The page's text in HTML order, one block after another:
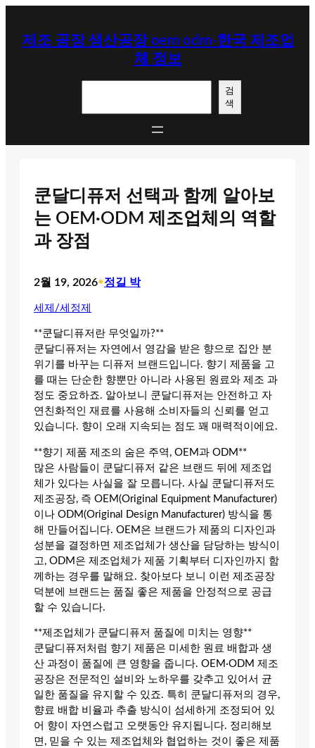
제조 공장 생산공장 oem odm-한국 제조업
체 정보
검
색
쿤달디퓨저 선택과 함께 알아보
는 OEM·ODM 제조업체의 역할
과 장점
2월 19, 2026•정길 박
세제/세정제
**쿤달디퓨저란 무엇일까?**
쿤달디퓨저는 자연에서 영감을 받은 향으로 집안 분
위기를 바꾸는 디퓨저 브랜드입니다. 향기 제품을 고
를 때는 단순한 향뿐만 아니라 사용된 원료와 제조 과
정도 중요하죠. 알아보니 쿤달디퓨저는 안전하고 자
연친화적인 재료를 사용해 소비자들의 신뢰를 얻고
있습니다. 향이 오래 지속되는 점도 꽤 매력적이에요.
**향기 제품 제조의 숨은 주역, OEM과 ODM**
많은 사람들이 쿤달디퓨저 같은 브랜드 뒤에 제조업
체가 있다는 사실을 잘 모릅니다. 사실 쿤달디퓨저도
제조공장, 즉 OEM(Original Equipment Manufacturer)
이나 ODM(Original Design Manufacturer) 방식을 통
해 만들어집니다. OEM은 브랜드가 제품의 디자인과
성분을 결정하면 제조업체가 생산을 담당하는 방식이
고, ODM은 제조업체가 제품 기획부터 디자인까지 함
께하는 경우를 말해요. 찾아보다 보니 이런 제조공장
덕분에 브랜드는 품질 좋은 제품을 안정적으로 공급
할 수 있습니다.
**제조업체가 쿤달디퓨저 품질에 미치는 영향**
쿤달디퓨저처럼 향기 제품은 미세한 원료 배합과 생
산 과정이 품질에 큰 영향을 줍니다. OEM·ODM 제조
공장은 전문적인 설비와 노하우를 갖추고 있어서 균
일한 품질을 유지할 수 있죠. 특히 쿤달디퓨저의 경우,
향료 배합 비율과 추출 방식이 섬세하게 조정되어 있
어 향이 자연스럽고 오랫동안 유지됩니다. 정리해보
면, 믿을 수 있는 제조업체와 협업하는 것이 좋은 제품